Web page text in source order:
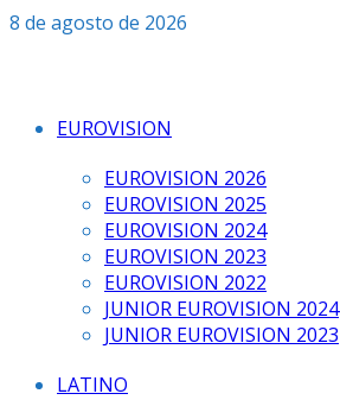
Saltar
8 de agosto de 2026
EUROVISION
EUROVISION 2026
EUROVISION 2025
EUROVISION 2024
EUROVISION 2023
EUROVISION 2022
JUNIOR EUROVISION 2024
JUNIOR EUROVISION 2023
LATINO